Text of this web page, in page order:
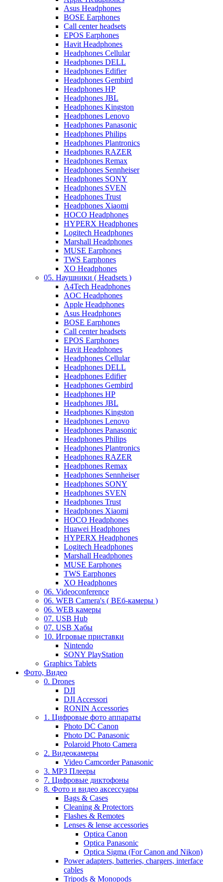
Asus Headphones
BOSE Earphones
Call center headsets
EPOS Earphones
Havit Headphones
Headphones Cellular
Headphones DELL
Headphones Edifier
Headphones Gembird
Headphones HP
Headphones JBL
Headphones Kingston
Headphones Lenovo
Headphones Panasonic
Headphones Philips
Headphones Plantronics
Headphones RAZER
Headphones Remax
Headphones Sennheiser
Headphones SONY
Headphones SVEN
Headphones Trust
Headphones Xiaomi
HOCO Headphones
HYPERX Headphones
Logitech Headphones
Marshall Headphones
MUSE Earphones
TWS Earphones
XO Headphones
05. Наушники ( Headsets )
A4Tech Headphones
AOC Headphones
Apple Headphones
Asus Headphones
BOSE Earphones
Call center headsets
EPOS Earphones
Havit Headphones
Headphones Cellular
Headphones DELL
Headphones Edifier
Headphones Gembird
Headphones HP
Headphones JBL
Headphones Kingston
Headphones Lenovo
Headphones Panasonic
Headphones Philips
Headphones Plantronics
Headphones RAZER
Headphones Remax
Headphones Sennheiser
Headphones SONY
Headphones SVEN
Headphones Trust
Headphones Xiaomi
HOCO Headphones
Huawei Headphones
HYPERX Headphones
Logitech Headphones
Marshall Headphones
MUSE Earphones
TWS Earphones
XO Headphones
06. Videoconference
06. WEB Camera's ( ВЕб-камеры )
06. WEB камеры
07. USB Hub
07. USB Хабы
10. Игровые приставки
Nintendo
SONY PlayStation
Graphics Tablets
Фото, Видео
0. Drones
DJI
DJI Accessori
RONIN Accessories
1. Цифровые фото аппараты
Photo DC Canon
Photo DC Panasonic
Polaroid Photo Camera
2. Видеокамеры
Video Camcorder Panasonic
3. MP3 Плееры
7. Цифровые диктофоны
8. Фото и видео аксессуары
Bags & Cases
Cleaning & Protectors
Flashes & Remotes
Lenses & lense accessories
Optica Canon
Optica Panasonic
Optica Sigma (For Canon and Nikon)
Power adapters, batteries, chargers, interface
cables
Tripods & Monopods